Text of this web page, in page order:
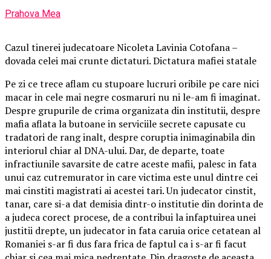
Prahova Mea
Cazul tinerei judecatoare Nicoleta Lavinia Cotofana –
dovada celei mai crunte dictaturi. Dictatura mafiei statale
Pe zi ce trece aflam cu stupoare lucruri oribile pe care nici
macar in cele mai negre cosmaruri nu ni le-am fi imaginat.
Despre grupurile de crima organizata din institutii, despre
mafia aflata la butoane in serviciile secrete capusate cu
tradatori de rang inalt, despre coruptia inimaginabila din
interiorul chiar al DNA-ului. Dar, de departe, toate
infractiunile savarsite de catre aceste mafii, palesc in fata
unui caz cutremurator in care victima este unul dintre cei
mai cinstiti magistrati ai acestei tari. Un judecator cinstit,
tanar, care si-a dat demisia dintr-o institutie din dorinta de
a judeca corect procese, de a contribui la infaptuirea unei
justitii drepte, un judecator in fata caruia orice cetatean al
Romaniei s-ar fi dus fara frica de faptul ca i s-ar fi facut